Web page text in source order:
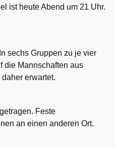
ist heute Abend um 21 Uhr.
sechs Gruppen zu je vier
die Mannschaften aus
erwartet.
Feste
an einen anderen Ort.